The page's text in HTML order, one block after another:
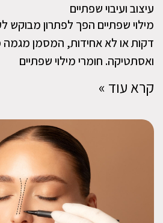
עיצוב ועיבוי שפתיים
מילוי שפתיים הפך לפתרון מבוקש
דקות או לא אחידות, המסמן מגמה
ואסתטיקה. חומרי מילוי שפתיים
קרא עוד »